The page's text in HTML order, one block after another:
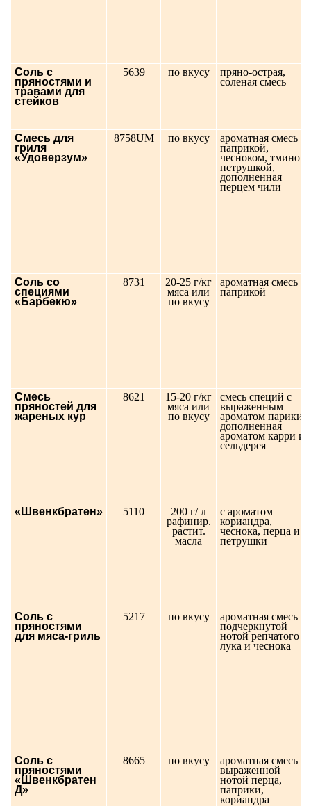
Соль с
пряностями и
травами для
стейков
5639 по вкусу
пряно-острая,
соленая смесь
Смесь для
гриля
«Удоверзум»
8758UM по вкусу
ароматная смесь с
паприкой,
чесноком, тмином,
петрушкой,
дополненная
перцем чили
Соль со
специями
«Барбекю»
8731
20-25 г/кг
мяса или
по вкусу
ароматная смесь с
паприкой
Смесь
пряностей для
жареных кур
8621
15-20 г/кг
мяса или
по вкусу
смесь специй с
выраженным
ароматом парики,
дополненная
ароматом карри и
сельдерея
«Швенкбратен» 5110
200 г/ л
рафинир.
растит.
масла
c ароматом
кориандра,
чеснока, перца и
петрушки
Соль с
пряностями
для мяса-гриль
5217 по вкусу
ароматная смесь с
подчеркнутой
нотой репчатого
лука и чеснока
Соль с
пряностями
«Швенкбратен
Д»
8665 по вкусу
ароматная смесь с
выраженной
нотой перца,
паприки,
кориандра